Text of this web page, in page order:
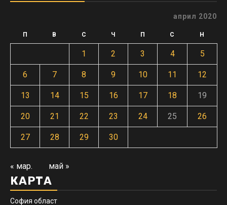
април 2020
П В С Ч П С Н
1 2 3 4 5
6 7 8 9 10 11 12
13 14 15 16 17 18 19
20 21 22 23 24 25 26
27 28 29 30
« мар. май »
КАРТА
София област